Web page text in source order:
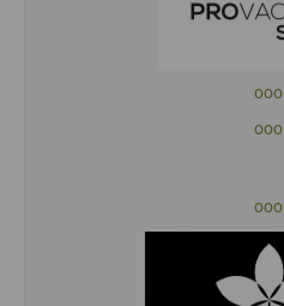
ooo
ooo
ooo